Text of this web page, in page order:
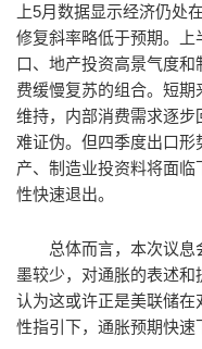
上5月数据显示经济仍处
修复斜率略低于预期。
口、地产投资高景气度
费缓慢复苏的组合。短
维持，内部消费需求逐
难证伪。但四季度出口
产、制造业投资料将面
性快速退出。
总体而言，本次议息
墨较少，对通胀的表述
认为这或许正是美联储
性指引下，通胀预期快速